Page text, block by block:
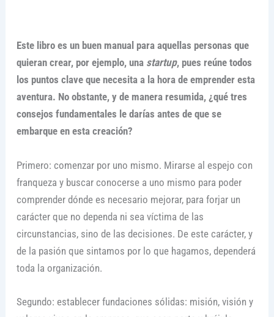
Este libro es un buen manual para aquellas personas que
quieran crear, por ejemplo, una startup, pues reúne todos
los puntos clave que necesita a la hora de emprender esta
aventura. No obstante, y de manera resumida, ¿qué tres
consejos fundamentales le darías antes de que se
embarque en esta creación?
Primero: comenzar por uno mismo. Mirarse al espejo con
franqueza y buscar conocerse a uno mismo para poder
comprender dónde es necesario mejorar, para forjar un
carácter que no dependa ni sea víctima de las
circunstancias, sino de las decisiones. De este carácter, y
de la pasión que sintamos por lo que hagamos, dependerá
toda la organización.
Segundo: establecer fundaciones sólidas: misión, visión y